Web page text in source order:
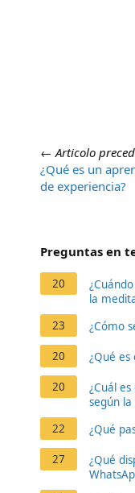
←Articolo
¿Qué es un
de experiencia?
Preguntas en
20
la
23
¿Cómo
20 ¿Qué
20
¿Cuál
según la
22
¿Qué
27
¿Qué